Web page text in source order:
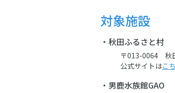
対象施設
・秋田ふるさと村
〒013-0064 秋
公式サイトはこ
・男鹿水族館GAO